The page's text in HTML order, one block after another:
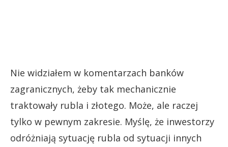
Nie widziałem w komentarzach banków
zagranicznych, żeby tak mechanicznie
traktowały rubla i złotego. Może, ale raczej
tylko w pewnym zakresie. Myślę, że inwestorzy
odróżniają sytuację rubla od sytuacji innych